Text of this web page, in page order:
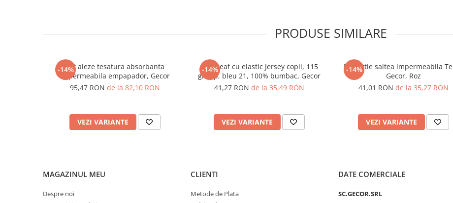
PRODUSE SIMILARE
-14%Set aleze tesatura absorbanta
impermeabila empapador, Gecor
95,47 RONde la 82,10 RON
VEZI VARIANTE
-14%
Cearceaf cu elastic Jersey copii, 115
gr/mp, bleu 21, 100% bumbac, Gecor
41,27 RONde la 35,49 RON
VEZI VARIANTE
-14%
Protectie saltea impermeabila
Gecor, Roz
41,01 RONde la 35,27 RON
VEZI VARIANTE
MAGAZINUL MEU
Despre noi
CLIENTI
Metode de Plata
DATE COMERCIALE
SC.GECOR.SRL